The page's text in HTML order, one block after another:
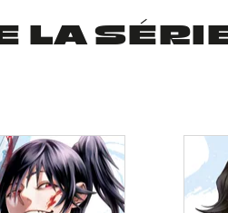
LA